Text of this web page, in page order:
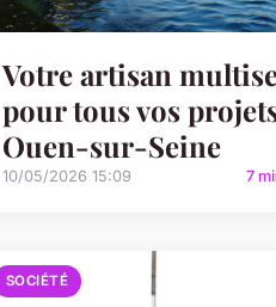
Votre artisan
pour tous vos
Ouen-sur-Seine
10/05/2026 15:09 7
SOCIÉTÉ